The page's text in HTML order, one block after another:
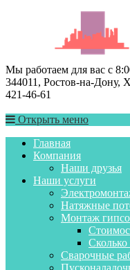
Мы работаем для вас с
344011, Ростов-на-Дону,
421-46-61
Открыть меню
Главная
Компания
Наши друзья
Наши услуги
Натяжные
Монтаж
Сколько
Сварочные